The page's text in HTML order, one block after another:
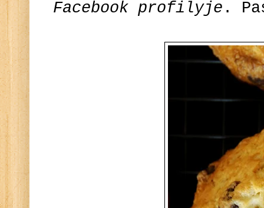
Facebook profilyje .